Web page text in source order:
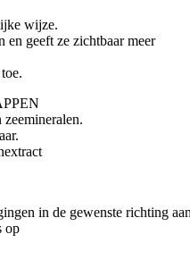
wijze.
en geeft ze zichtbaar meer
zeemineralen.
in de gewenste richting
op